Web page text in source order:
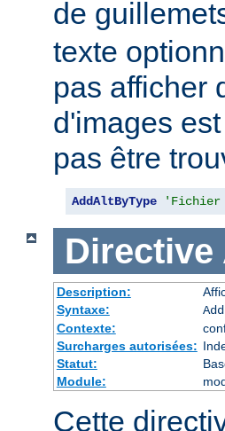
de
texte
pas afficher
d'images
pas être
AddAltByType 'Fichier
Directive
Description:
Syntaxe:
Contexte:
Surcharges autorisées:
Statut:
Module:
Cette